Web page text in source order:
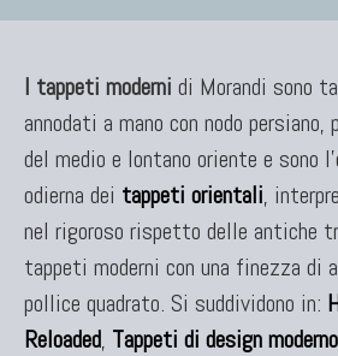
I tappeti moderni di Morandi sono
annodati a mano con nodo persiano,
del medio e lontano oriente e sono
odierna dei tappeti orientali,
nel rigoroso rispetto delle antiche
tappeti moderni con una finezza di
pollice quadrato. Si suddividono in:
Reloaded, Tappeti di design moderno